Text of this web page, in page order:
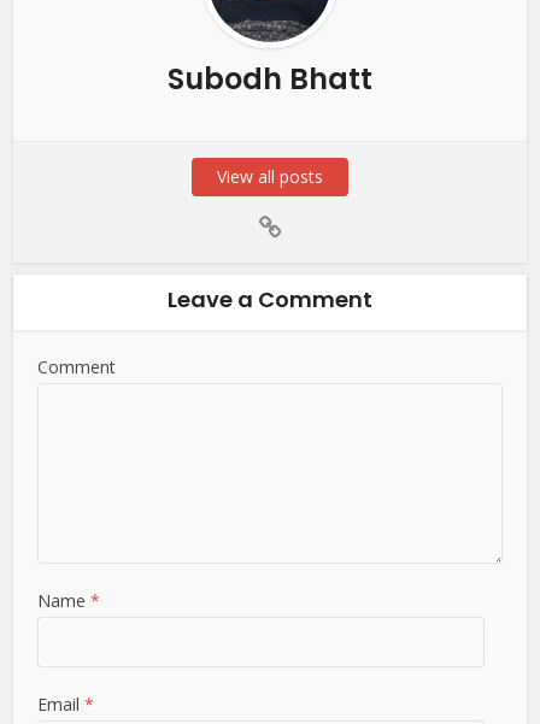
Subodh Bhatt
View all posts
Leave a Comment
Comment
Name*
Email*